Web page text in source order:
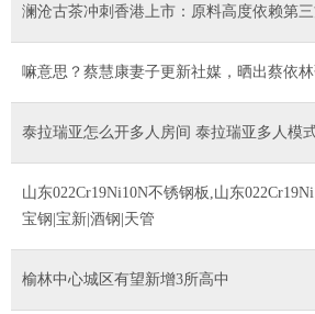
澜沧古茶冲刺香港上市：原料高度依赖第
嘛意思？蔡慧康妻子更新社媒，晒出蔡依林
泰拉瑞亚怎么开多人房间 泰拉瑞亚多人模
山东022Cr19Ni10N不锈钢板,山东
宝钢|宝新|酒钢|天管
榆林中心城区有望新增3所高中